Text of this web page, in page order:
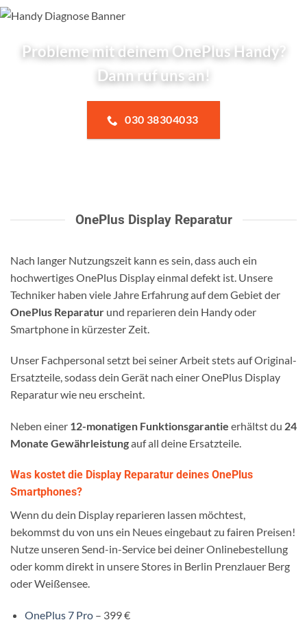
Probleme mit deinem OnePlus Handy?
Dann ruf uns an!
030 38304033
OnePlus Display Reparatur
Nach langer Nutzungszeit kann es sein, dass auch ein
hochwertiges OnePlus Display einmal defekt ist. Unsere
Techniker haben viele Jahre Erfahrung auf dem Gebiet der
OnePlus Reparatur und reparieren dein Handy oder
Smartphone in kürzester Zeit.
Unser Fachpersonal setzt bei seiner Arbeit stets auf Original-
Ersatzteile, sodass dein Gerät nach einer OnePlus Display
Reparatur wie neu erscheint.
Neben einer 12-monatigen Funktionsgarantie erhältst du 24
Monate Gewährleistungauf all deine Ersatzteile.
Was kostet die Display Reparatur deines OnePlus
Smartphones?
Wenn du dein Display reparieren lassen möchtest,
bekommst du von uns ein Neues eingebaut zu fairen Preisen!
Nutze unseren Send-in-Service bei deiner Onlinebestellung
oder komm direkt in unsere Stores in Berlin Prenzlauer Berg
oder Weißensee.
OnePlus 7 Pro– 399 €